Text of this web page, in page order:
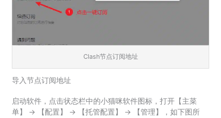
Clash节点订阅地址
导入节点订阅地址
启动软件，点击状态栏中的小猫咪软件图标，打开【主菜
单】 -> 【配置】 -> 【托管配置】 -> 【管理】，如下图所